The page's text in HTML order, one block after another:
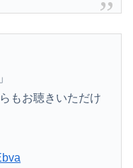
もお聴きいただけ